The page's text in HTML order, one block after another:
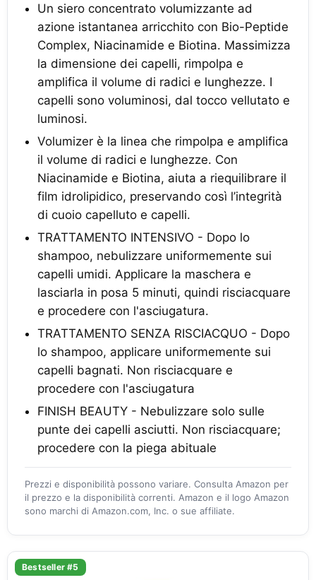
Un siero concentrato volumizzante ad
azione istantanea arricchito con Bio-Peptide
Complex, Niacinamide e Biotina. Massimizza
la dimensione dei capelli, rimpolpa e
amplifica il volume di radici e lunghezze. I
capelli sono voluminosi, dal tocco vellutato e
luminosi.
Volumizer è la linea che rimpolpa e amplifica
il volume di radici e lunghezze. Con
Niacinamide e Biotina, aiuta a riequilibrare il
film idrolipidico, preservando così l’integrità
di cuoio capelluto e capelli.
TRATTAMENTO INTENSIVO - Dopo lo
shampoo, nebulizzare uniformemente sui
capelli umidi. Applicare la maschera e
lasciarla in posa 5 minuti, quindi risciacquare
e procedere con l'asciugatura.
TRATTAMENTO SENZA RISCIACQUO - Dopo
lo shampoo, applicare uniformemente sui
capelli bagnati. Non risciacquare e
procedere con l'asciugatura
FINISH BEAUTY - Nebulizzare solo sulle
punte dei capelli asciutti. Non risciacquare;
procedere con la piega abituale
Prezzi e disponibilità possono variare. Consulta Amazon per
il prezzo e la disponibilità correnti. Amazon e il logo Amazon
sono marchi di Amazon.com, Inc. o sue affiliate.
Bestseller #5